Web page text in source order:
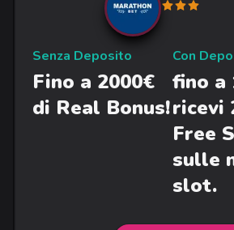
Senza Deposito
Fino a 2000€
di Real Bonus!
Con
fino a
ricevi
Free
sulle
slot.